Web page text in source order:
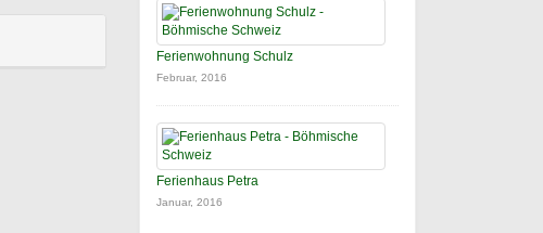
Ferienwohnung Schulz
Februar, 2016
Ferienhaus Petra
Januar, 2016